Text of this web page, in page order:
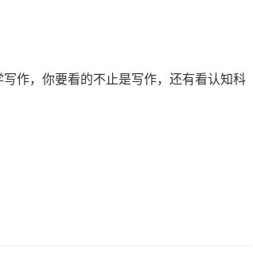
作，你要看的不止是写作，还有看认知科